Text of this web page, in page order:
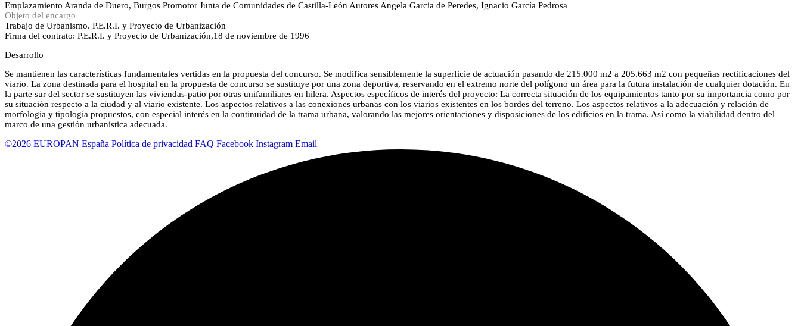
Emplazamiento Aranda de Duero, Burgos Promotor Junta de Comunidades de Castilla-León Autores Angela García de Peredes, Ignacio García Pedrosa
Objeto del encargo
Trabajo de Urbanismo. P.E.R.I. y Proyecto de Urbanización
Firma del contrato: P.E.R.I. y Proyecto de Urbanización,18 de noviembre de 1996
Desarrollo
Se mantienen las características fundamentales vertidas en la propuesta del concurso. Se modifica sensiblemente la superficie de actuación pasando de 215.000 m2 a 205.663 m2 con pequeñas rectificaciones del
viario. La zona destinada para el hospital en la propuesta de concurso se sustituye por una zona deportiva, reservando en el extremo norte del polígono un área para la futura instalación de cualquier dotación. En
la parte sur del sector se sustituyen las viviendas-patio por otras unifamiliares en hilera. Aspectos específicos de interés del proyecto: La correcta situación de los equipamientos tanto por su importancia como por
su situación respecto a la ciudad y al viario existente. Los aspectos relativos a las conexiones urbanas con los viarios existentes en los bordes del terreno. Los aspectos relativos a la adecuación y relación de
morfología y tipología propuestos, con especial interés en la continuidad de la trama urbana, valorando las mejores orientaciones y disposiciones de los edificios en la trama. Así como la viabilidad dentro del
marco de una gestión urbanística adecuada.
©2026 EUROPAN España Política de privacidad FAQ Facebook Instagram Email